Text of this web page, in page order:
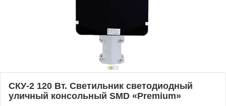
СКУ-2 120 Вт. Светильник светодиодный
уличный консольный SMD «Premium»